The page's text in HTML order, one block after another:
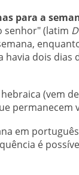
para a
senhor" (latim
dois dias
(vem de
permanecem
em
é